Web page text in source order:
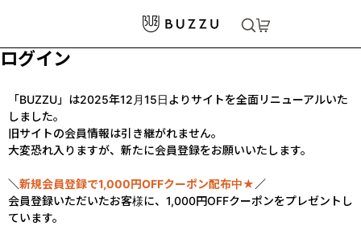
ログイン
「BUZZU」は2025年12月15日よりサイトを全面リニューアルいた
しました。
旧サイトの会員情報は引き継がれません。
大変恐れ入りますが、新たに会員登録をお願いいたします。
＼新規会員登録で1,000円OFFクーポン配布中★ ／
会員登録いただいたお客様に、1,000円OFFクーポンをプレゼントし
ています。